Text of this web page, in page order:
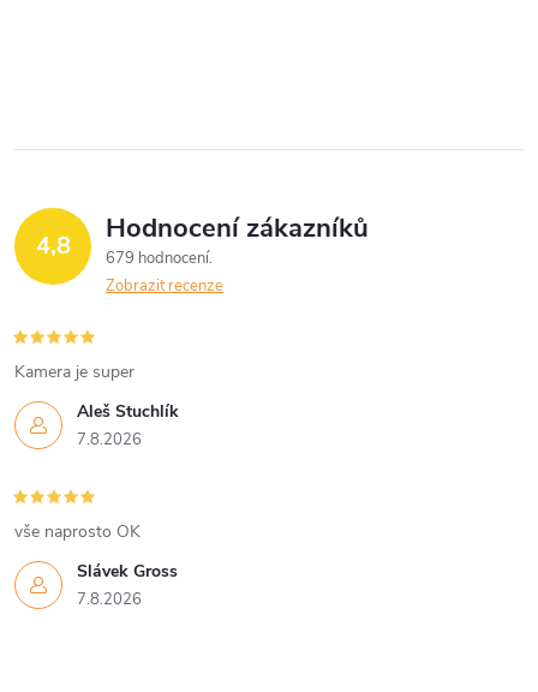
ů
l
d
a
c
í
p
r
v
k
y
4,8 Hodnocení zákazníků
679 hodnocení
Zobrazit recenze
Aleš Stuchlík
7.8.2026
Kamera je super
Slávek Gross
7.8.2026
vše naprosto OK